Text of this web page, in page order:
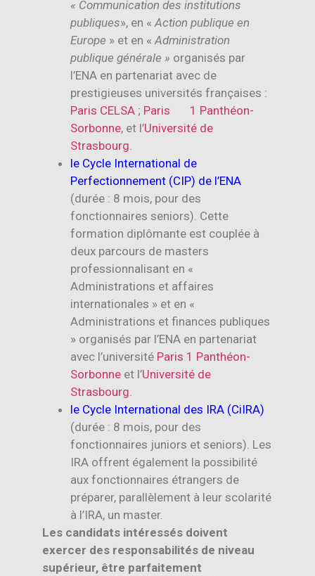
« Communication des institutions
publiques», en «Action publique en
Europe » et en «Administration
publique générale » organisés par
l’ENA en partenariat avec de
prestigieuses universités françaises :
Paris CELSA ; Paris 1 Panthéon-
Sorbonne, et l’Université de
Strasbourg.
le Cycle International de
Perfectionnement (CIP) de l’ENA
(durée : 8 mois, pour des
fonctionnaires seniors). Cette
formation diplômante est couplée à
deux parcours de masters
professionnalisant en «
Administrations et affaires
internationales » et en «
Administrations et finances publiques
» organisés par l’ENA en partenariat
avec l’université Paris 1 Panthéon-
Sorbonne et l’Université de
Strasbourg.
le Cycle International des IRA (CiIRA)
(durée : 8 mois, pour des
fonctionnaires juniors et seniors). Les
IRA offrent également la possibilité
aux fonctionnaires étrangers de
préparer, parallèlement à leur scolarité
à l’IRA, un master.
Les candidats intéressés doivent
exercer des responsabilités de niveau
supérieur, être parfaitement